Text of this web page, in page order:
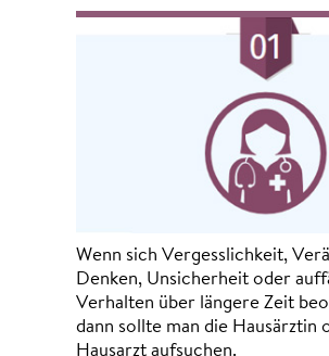
Wenn sich Vergesslichkeit,
Denken, Unsicherheit oder
Verhalten über längere Zeit
dann sollte man die Hausärztin
Hausarzt aufsuchen.